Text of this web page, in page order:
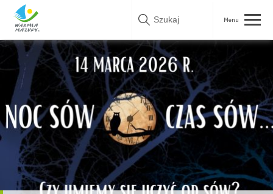
Skip